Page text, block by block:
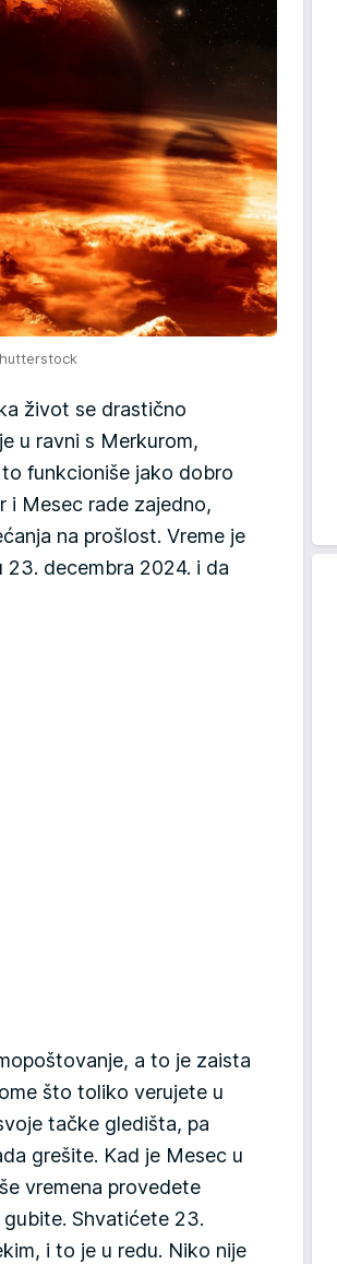
život se drastično
u ravni s Merkurom,
funkcioniše jako dobro
i Mesec rade zajedno,
na prošlost. Vreme je
decembra 2024. i da
a to je zaista
što toliko verujete u
tačke gledišta, pa
grešite. Kad je Mesec u
vremena provedete
Shvatićete 23.
i to je u redu. Niko nije